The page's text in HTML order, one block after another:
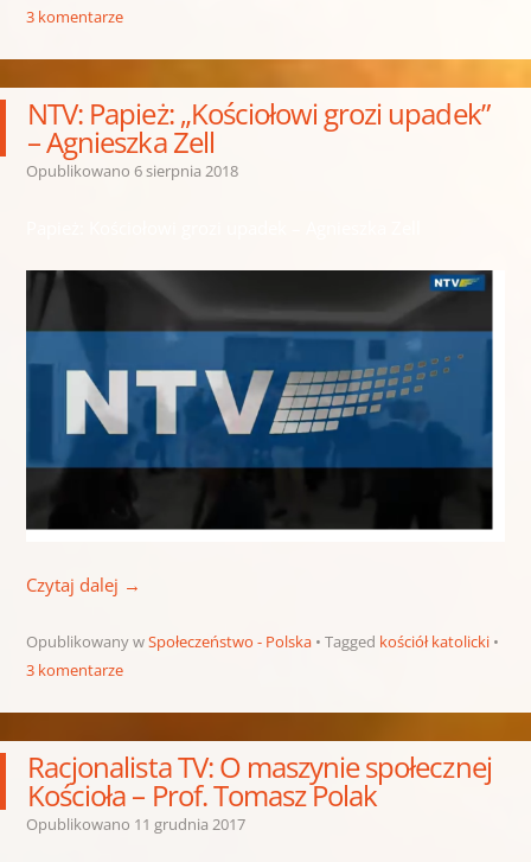
3 komentarze
NTV: Papież: „Kościołowi grozi upadek”
– Agnieszka Zell
Opublikowano 6 sierpnia 2018
Czytaj dalej →
Opublikowany wSpołeczeństwo - Polska Tagged kościół katolicki
3 komentarze
Racjonalista TV: O maszynie społecznej
Kościoła – Prof. Tomasz Polak
Opublikowano 11 grudnia 2017